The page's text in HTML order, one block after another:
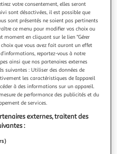
le prix de ce produit ?
le prix
votre consentement, elles seront
sont désactivées, il est possible que
sont présentés ne soient pas pertinents
ce menu pour modifier vos choix ou
moment en cliquant sur le lien "Gérer
choix que vous avez fait auront un effet
reportez-vous à notre
ainsi que nos partenaires externes
suivantes : Utiliser des données de
les caractéristiques de l’appareil
à des informations sur un appareil.
de performance des publicités et du
de services.
externes, traitent des
: